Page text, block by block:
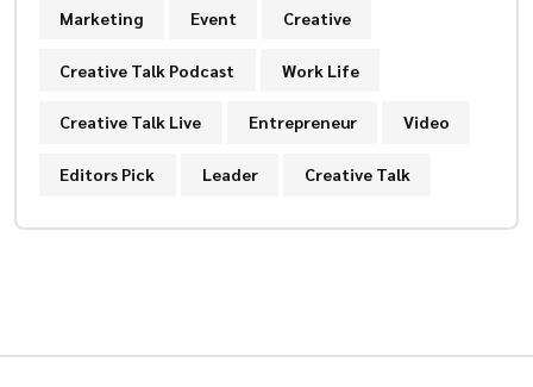
Marketing Event Creative
Creative Talk Podcast Work Life
Creative Talk Live Entrepreneur Video
Editors Pick Leader Creative Talk